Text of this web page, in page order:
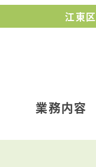
江東
業務内容